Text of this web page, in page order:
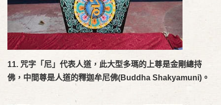
11. 咒字「尼」代表人道，此大型多瑪的上尊是金剛總持
佛，中間尊是人道的釋迦牟尼佛(Buddha Shakyamuni) 。